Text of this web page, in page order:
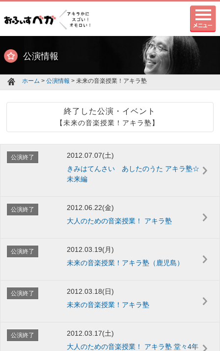
公演情報
ホーム > 公演情報 > 未来の音楽授業！アキラ塾
終了した公演・イベント
【未来の音楽授業！アキラ塾】
公演終了
2012.07.07(土)
きみはてんさい あしたのうた アキラ塾☆
未来編
公演終了
2012.06.22(金)
大人のための音楽授業！ アキラ塾
公演終了
2012.03.19(月)
未来の音楽授業！アキラ塾（鹿児島）
公演終了
2012.03.18(日)
未来の音楽授業！アキラ塾
公演終了
2012.03.17(土)
大人のための音楽授業！ アキラ塾 堂々4年